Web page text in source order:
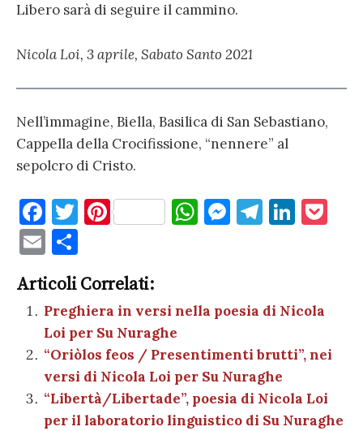
Libero sarà di seguire il cammino.
Nicola Loi, 3 aprile, Sabato Santo 2021
Nell’immagine, Biella, Basilica di San Sebastiano,
Cappella della Crocifissione, “nennere” al
sepolcro di Cristo.
F
a
c
e
b
o
o
k
T
te
r
Pi
es
t
W
A
p
p
M
g
er
T
a
m
Li
dI
n
E
m
ai
l
o
n
di
vi
di
Articoli Correlati:
Preghiera in versi nella poesia di Nicola
Loi per Su Nuraghe
“Oriòlos feos / Presentimenti brutti”, nei
versi di Nicola Loi per Su Nuraghe
“Libertà/Libertade”, poesia di Nicola Loi
per il laboratorio linguistico di Su Nuraghe